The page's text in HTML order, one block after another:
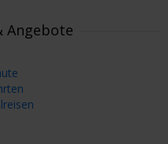
Angebote